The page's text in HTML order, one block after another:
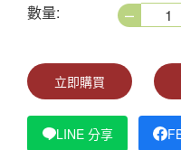
數量:
–
立即購買
LINE 分享